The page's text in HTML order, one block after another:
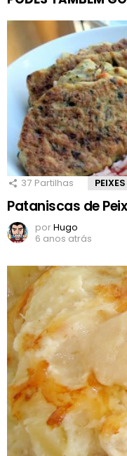
37 Partilhas PEIXES
Pataniscas de
porHugo
6 anos atrás